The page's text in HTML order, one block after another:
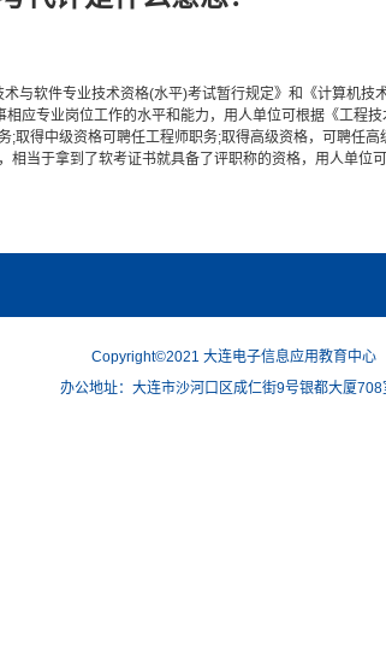
与软件专业技术资格(水平)考试暂行规定》和《计算机
应专业岗位工作的水平和能力，用人单位可根据《工
得中级资格可聘任工程师职务;取得高级资格，可聘任高
当于拿到了软考证书就具备了评职称的资格，用人单
Copyright©2021 大连电子信息应用教育中心
办公地址：大连市沙河口区成仁街9号银都大厦708